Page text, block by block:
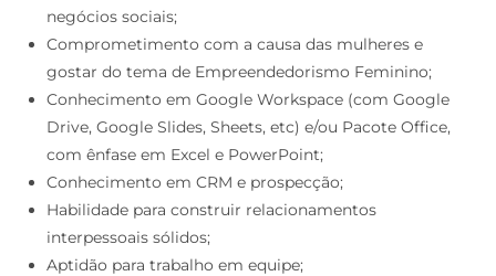
negócios sociais;
Comprometimento com a causa das mulheres e
gostar do tema de Empreendedorismo Feminino;
Conhecimento em Google Workspace (com Google
Drive, Google Slides, Sheets, etc) e/ou Pacote Office,
com ênfase em Excel e PowerPoint;
Conhecimento em CRM e prospecção;
Habilidade para construir relacionamentos
interpessoais sólidos;
Aptidão para trabalho em equipe;